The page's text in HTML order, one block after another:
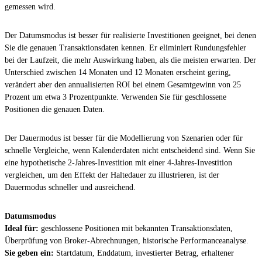
gemessen wird.
Der Datumsmodus ist besser für realisierte Investitionen geeignet, bei denen
Sie die genauen Transaktionsdaten kennen. Er eliminiert Rundungsfehler
bei der Laufzeit, die mehr Auswirkung haben, als die meisten erwarten. Der
Unterschied zwischen 14 Monaten und 12 Monaten erscheint gering,
verändert aber den annualisierten ROI bei einem Gesamtgewinn von 25
Prozent um etwa 3 Prozentpunkte. Verwenden Sie für geschlossene
Positionen die genauen Daten.
Der Dauermodus ist besser für die Modellierung von Szenarien oder für
schnelle Vergleiche, wenn Kalenderdaten nicht entscheidend sind. Wenn Sie
eine hypothetische 2-Jahres-Investition mit einer 4-Jahres-Investition
vergleichen, um den Effekt der Haltedauer zu illustrieren, ist der
Dauermodus schneller und ausreichend.
Datumsmodus
Ideal für: geschlossene Positionen mit bekannten Transaktionsdaten,
Überprüfung von Broker-Abrechnungen, historische Performanceanalyse.
Sie geben ein: Startdatum, Enddatum, investierter Betrag, erhaltener